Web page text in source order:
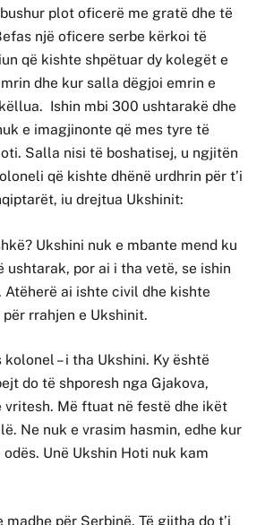
plot oficerë me gratë dhe të
një oficere serbe kërkoi të
që kishte shpëtuar dy kolegët e
dhe kur salla dëgjoi emrin e
Ishin mbi 300 ushtarakë dhe
e imagjinonte që mes tyre të
Salla nisi të boshatisej, u ngjitën
që kishte dhënë urdhrin për t’i
iu drejtua Ukshinit:
Ukshini nuk e mbante mend ku
ushtarak, por ai i tha vetë, se ishin
Atëherë ai ishte civil dhe kishte
rrahjen e Ukshinit.
kolonel – i tha Ukshini. Ky është
do të shporesh nga Gjakova,
vritesh. Më ftuat në festë dhe ikët
Ne nuk e vrasim hasmin, edhe kur
Unë Ukshin Hoti nuk kam
madhe për Serbinë. Të gjitha do t’i